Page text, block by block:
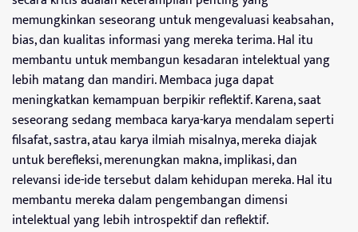
memungkinkan seseorang untuk mengevaluasi keabsahan,
bias, dan kualitas informasi yang mereka terima. Hal itu
membantu untuk membangun kesadaran intelektual yang
lebih matang dan mandiri. Membaca juga dapat
meningkatkan kemampuan berpikir reflektif. Karena, saat
seseorang sedang membaca karya-karya mendalam seperti
filsafat, sastra, atau karya ilmiah misalnya, mereka diajak
untuk berefleksi, merenungkan makna, implikasi, dan
relevansi ide-ide tersebut dalam kehidupan mereka. Hal itu
membantu mereka dalam pengembangan dimensi
intelektual yang lebih introspektif dan reflektif.